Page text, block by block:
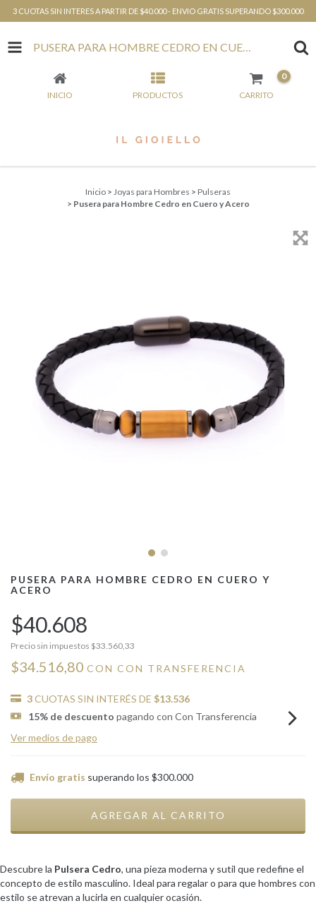
3 CUOTAS SIN INTERES A PARTIR DE $40.000 - ENVIO GRATIS SUPERANDO $300.000
PUSERA PARA HOMBRE CEDRO EN CUERO Y ACERO
INICIO PRODUCTOS CARRITO
0
Inicio > Joyas para Hombres > Pulseras
> Pusera para Hombre Cedro en Cuero y Acero
PUSERA PARA HOMBRE CEDRO EN CUERO Y
ACERO
$40.608
Precio sin impuestos $33.560,33
$34.516,80 CON CON TRANSFERENCIA
3CUOTAS SIN INTERÉS DE $13.536
15% de descuento pagando con Con Transferencia
Ver medios de pago
Envío gratis superando los $300.000
Descubre la Pulsera Cedro, una pieza moderna y sutil que redefine el
concepto de estilo masculino. Ideal para regalar o para que hombres con
estilo se atrevan a lucirla en cualquier ocasión.